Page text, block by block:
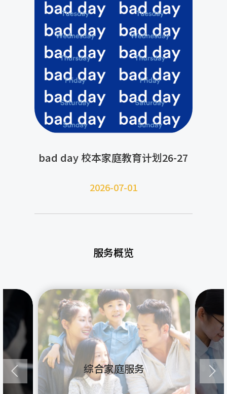
bad day 校本家庭教育计划26-27
2026-07-01
服务概览
综合家庭服务